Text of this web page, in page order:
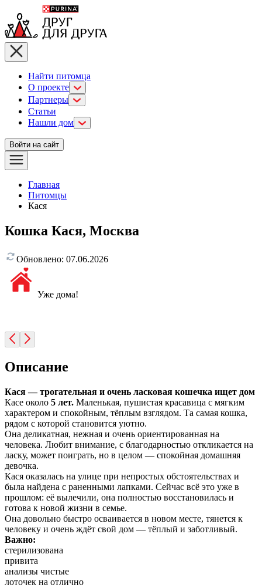
Найти питомца
О проекте
Партнеры
Статьи
Нашли дом
Войти на сайт
Главная
Питомцы
Кася
Кошка Кася, Москва
Обновлено: 07.06.2026
Уже дома!
Описание
Кася — трогательная и очень ласковая кошечка ищет дом
Касе около 5 лет. Маленькая, пушистая красавица с мягким
характером и спокойным, тёплым взглядом. Та самая кошка,
рядом с которой становится уютно.
Она деликатная, нежная и очень ориентированная на
человека. Любит внимание, с благодарностью откликается на
ласку, может поиграть, но в целом — спокойная домашняя
девочка.
Кася оказалась на улице при непростых обстоятельствах и
была найдена с раненными лапками. Сейчас всё это уже в
прошлом: её вылечили, она полностью восстановилась и
готова к новой жизни в семье.
Она довольно быстро осваивается в новом месте, тянется к
человеку и очень ждёт свой дом — тёплый и заботливый.
Важно:
стерилизована
привита
анализы чистые
лоточек на отлично